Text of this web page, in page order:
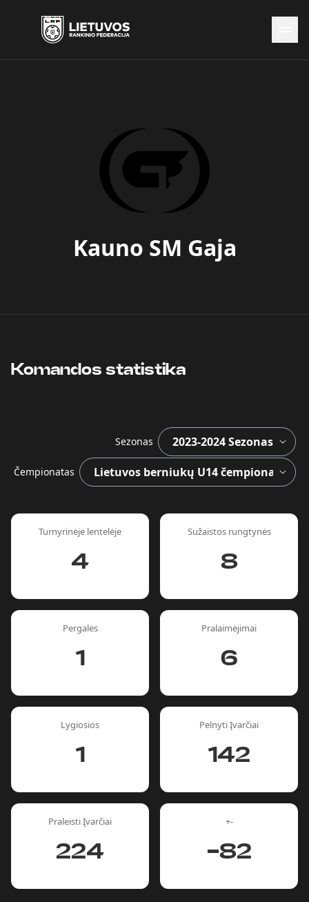
Kauno SM Gaja
Komandos statistika
Sezonas
Čempionatas
Turnyrinėje lentelėje
4
Sužaistos rungtynės
8
Pergalės
1
Pralaimėjimai
6
Lygiosios
1
Pelnyti Įvarčiai
142
Praleisti Įvarčiai
224
+-
-82